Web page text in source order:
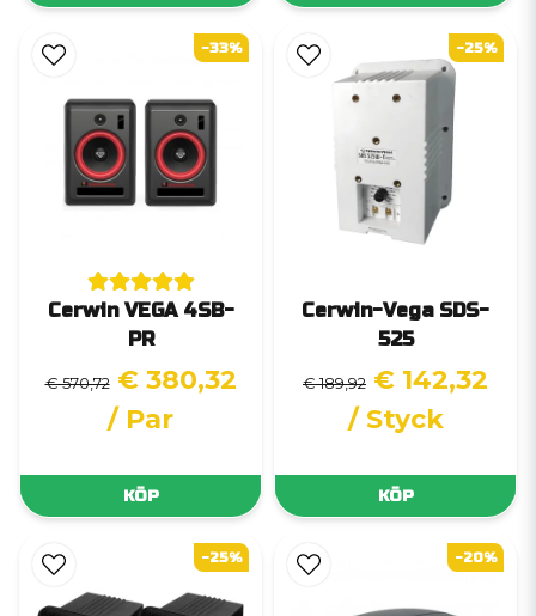
Cerwin VEGA 4SB-
PR
€ 570,72 € 380,32
/ Par
KÖP
-33%
Cerwin-Vega SDS-
525
€ 189,92 € 142,32
/ Styck
KÖP
-25%
-25% -20%